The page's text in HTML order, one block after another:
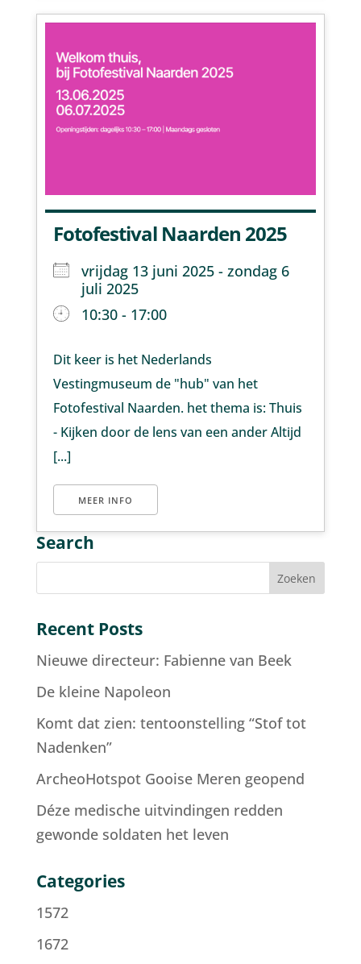
Fotofestival Naarden 2025
vrijdag 13 juni 2025 - zondag 6
juli 2025
10:30 - 17:00
Dit keer is het Nederlands
Vestingmuseum de "hub" van het
Fotofestival Naarden. het thema is: Thuis
- Kijken door de lens van een ander Altijd
[...]
MEER INFO
Search
Recent Posts
Nieuwe directeur: Fabienne van Beek
De kleine Napoleon
Komt dat zien: tentoonstelling “Stof tot
Nadenken”
ArcheoHotspot Gooise Meren geopend
Déze medische uitvindingen redden
gewonde soldaten het leven
Categories
1572
1672